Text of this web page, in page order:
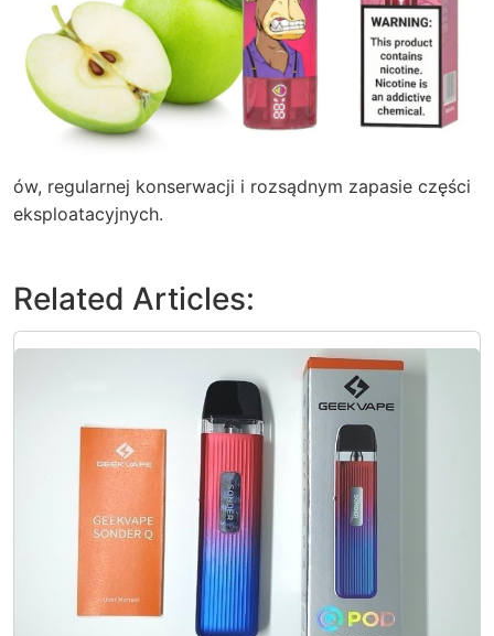
ów, regularnej konserwacji i rozsądnym zapasie części
eksploatacyjnych.
Related Articles: